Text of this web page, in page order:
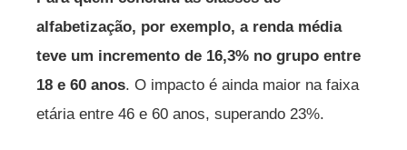
alfabetização, por exemplo, a renda média
teve um incremento de 16,3% no grupo entre
18 e 60 anos. O impacto é ainda maior na faixa
etária entre 46 e 60 anos, superando 23%.